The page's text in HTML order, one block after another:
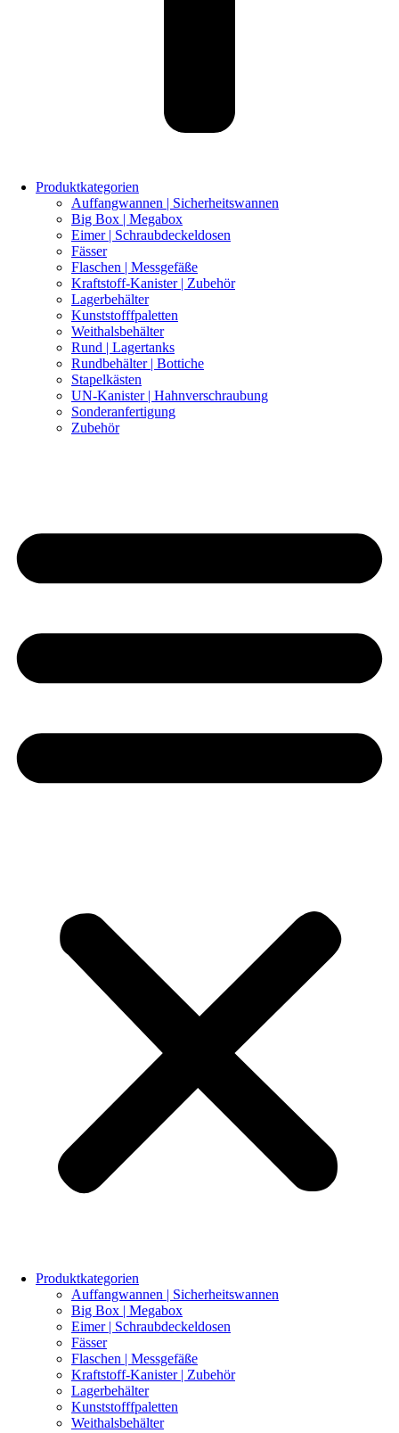
Produktkategorien
Auffangwannen | Sicherheitswannen
Big Box | Megabox
Eimer | Schraubdeckeldosen
Fässer
Flaschen | Messgefäße
Kraftstoff-Kanister | Zubehör
Lagerbehälter
Kunststofffpaletten
Weithalsbehälter
Rund | Lagertanks
Rundbehälter | Bottiche
Stapelkästen
UN-Kanister | Hahnverschraubung
Sonderanfertigung
Zubehör
Produktkategorien
Auffangwannen | Sicherheitswannen
Big Box | Megabox
Eimer | Schraubdeckeldosen
Fässer
Flaschen | Messgefäße
Kraftstoff-Kanister | Zubehör
Lagerbehälter
Kunststofffpaletten
Weithalsbehälter